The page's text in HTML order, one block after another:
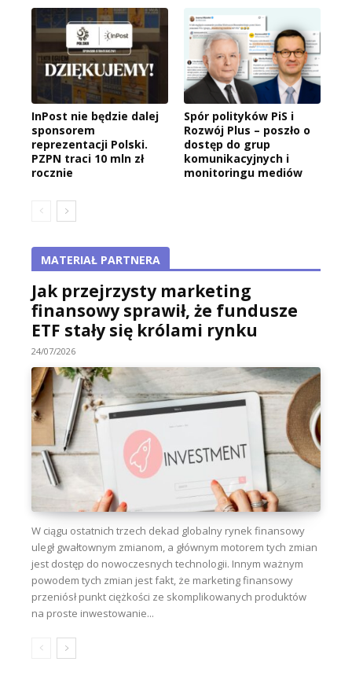
InPost nie będzie dalej
sponsorem
reprezentacji Polski.
PZPN traci 10 mln zł
rocznie
Spór polityków PiS i
Rozwój Plus – poszło o
dostęp do grup
komunikacyjnych i
monitoringu mediów
MATERIAŁ PARTNERA
Jak przejrzysty marketing
finansowy sprawił, że fundusze
ETF stały się królami rynku
24/07/2026
W ciągu ostatnich trzech dekad globalny rynek finansowy
uległ gwałtownym zmianom, a głównym motorem tych zmian
jest dostęp do nowoczesnych technologii. Innym ważnym
powodem tych zmian jest fakt, że marketing finansowy
przeniósł punkt ciężkości ze skomplikowanych produktów
na proste inwestowanie...